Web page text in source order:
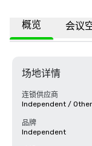
概览 会议
场地详情
连锁供应商
Independent / Other
品牌
Independent